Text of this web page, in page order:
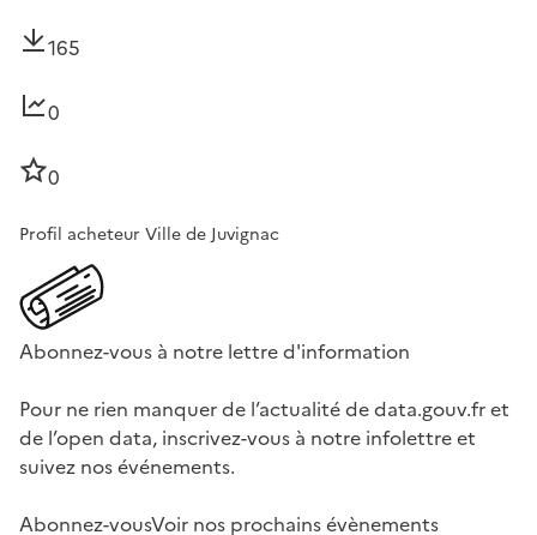
165
0
0
Profil acheteur Ville de Juvignac
Abonnez-vous à notre lettre d'information
Pour ne rien manquer de l’actualité de data.gouv.fr et
de l’open data, inscrivez-vous à notre infolettre et
suivez nos événements.
Abonnez-vousVoir nos prochains évènements